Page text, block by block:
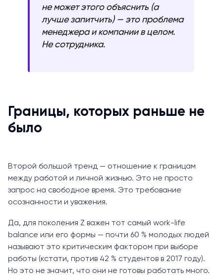
не может этого объяснить (а
лучше запитчить) — это проблема
менеджера и компании в целом.
Не сотрудника.
Границы, которых раньше не
было
Второй большой тренд — отношение к границам
между работой и личной жизнью. Это не просто
запрос на свободное время. Это требование
осознанности и уважения.
Да, для поколения Z важен тот самый work-life
balance или его формы — почти 60 % молодых людей
называют это критическим фактором при выборе
работы (кстати, против 42 % студентов в 2017 году).
Но это не значит, что они не готовы работать много.